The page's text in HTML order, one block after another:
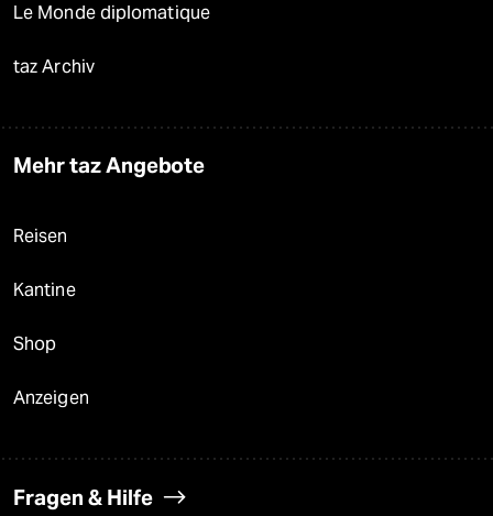
Le Monde diplomatique
taz Archiv
Mehr taz Angebote
Reisen
Kantine
Shop
Anzeigen
Fragen & Hilfe